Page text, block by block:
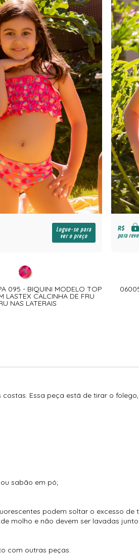
Logue-se para
ver o preço
095 - BIQUINI MODELO TOP
LASTEX CALCINHA DE FRU
NAS LATERAIS
R$
para
Essa peça está de tirar o
sabão em pó;
podem soltar o excesso de
molho e não devem ser lavadas
com outras peças.